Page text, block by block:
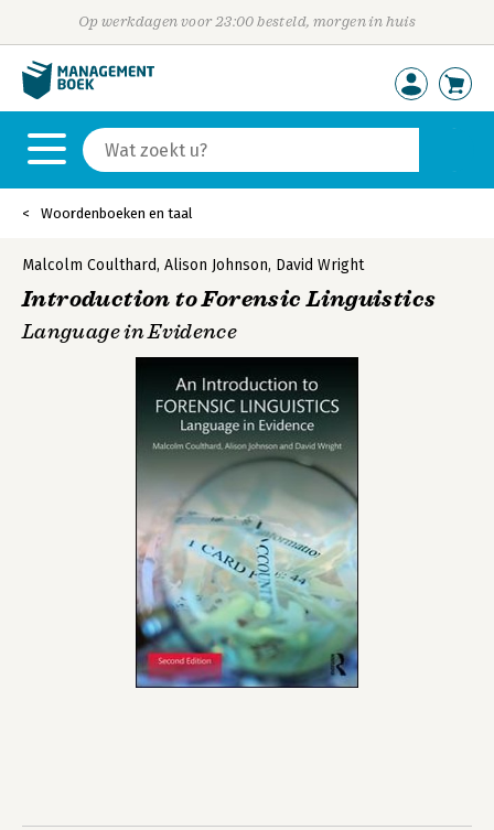
Op werkdagen voor 23:00 besteld, morgen in huis
Woordenboeken en taal
Malcolm Coulthard, Alison Johnson, David Wright
Introduction to Forensic Linguistics
Language in Evidence